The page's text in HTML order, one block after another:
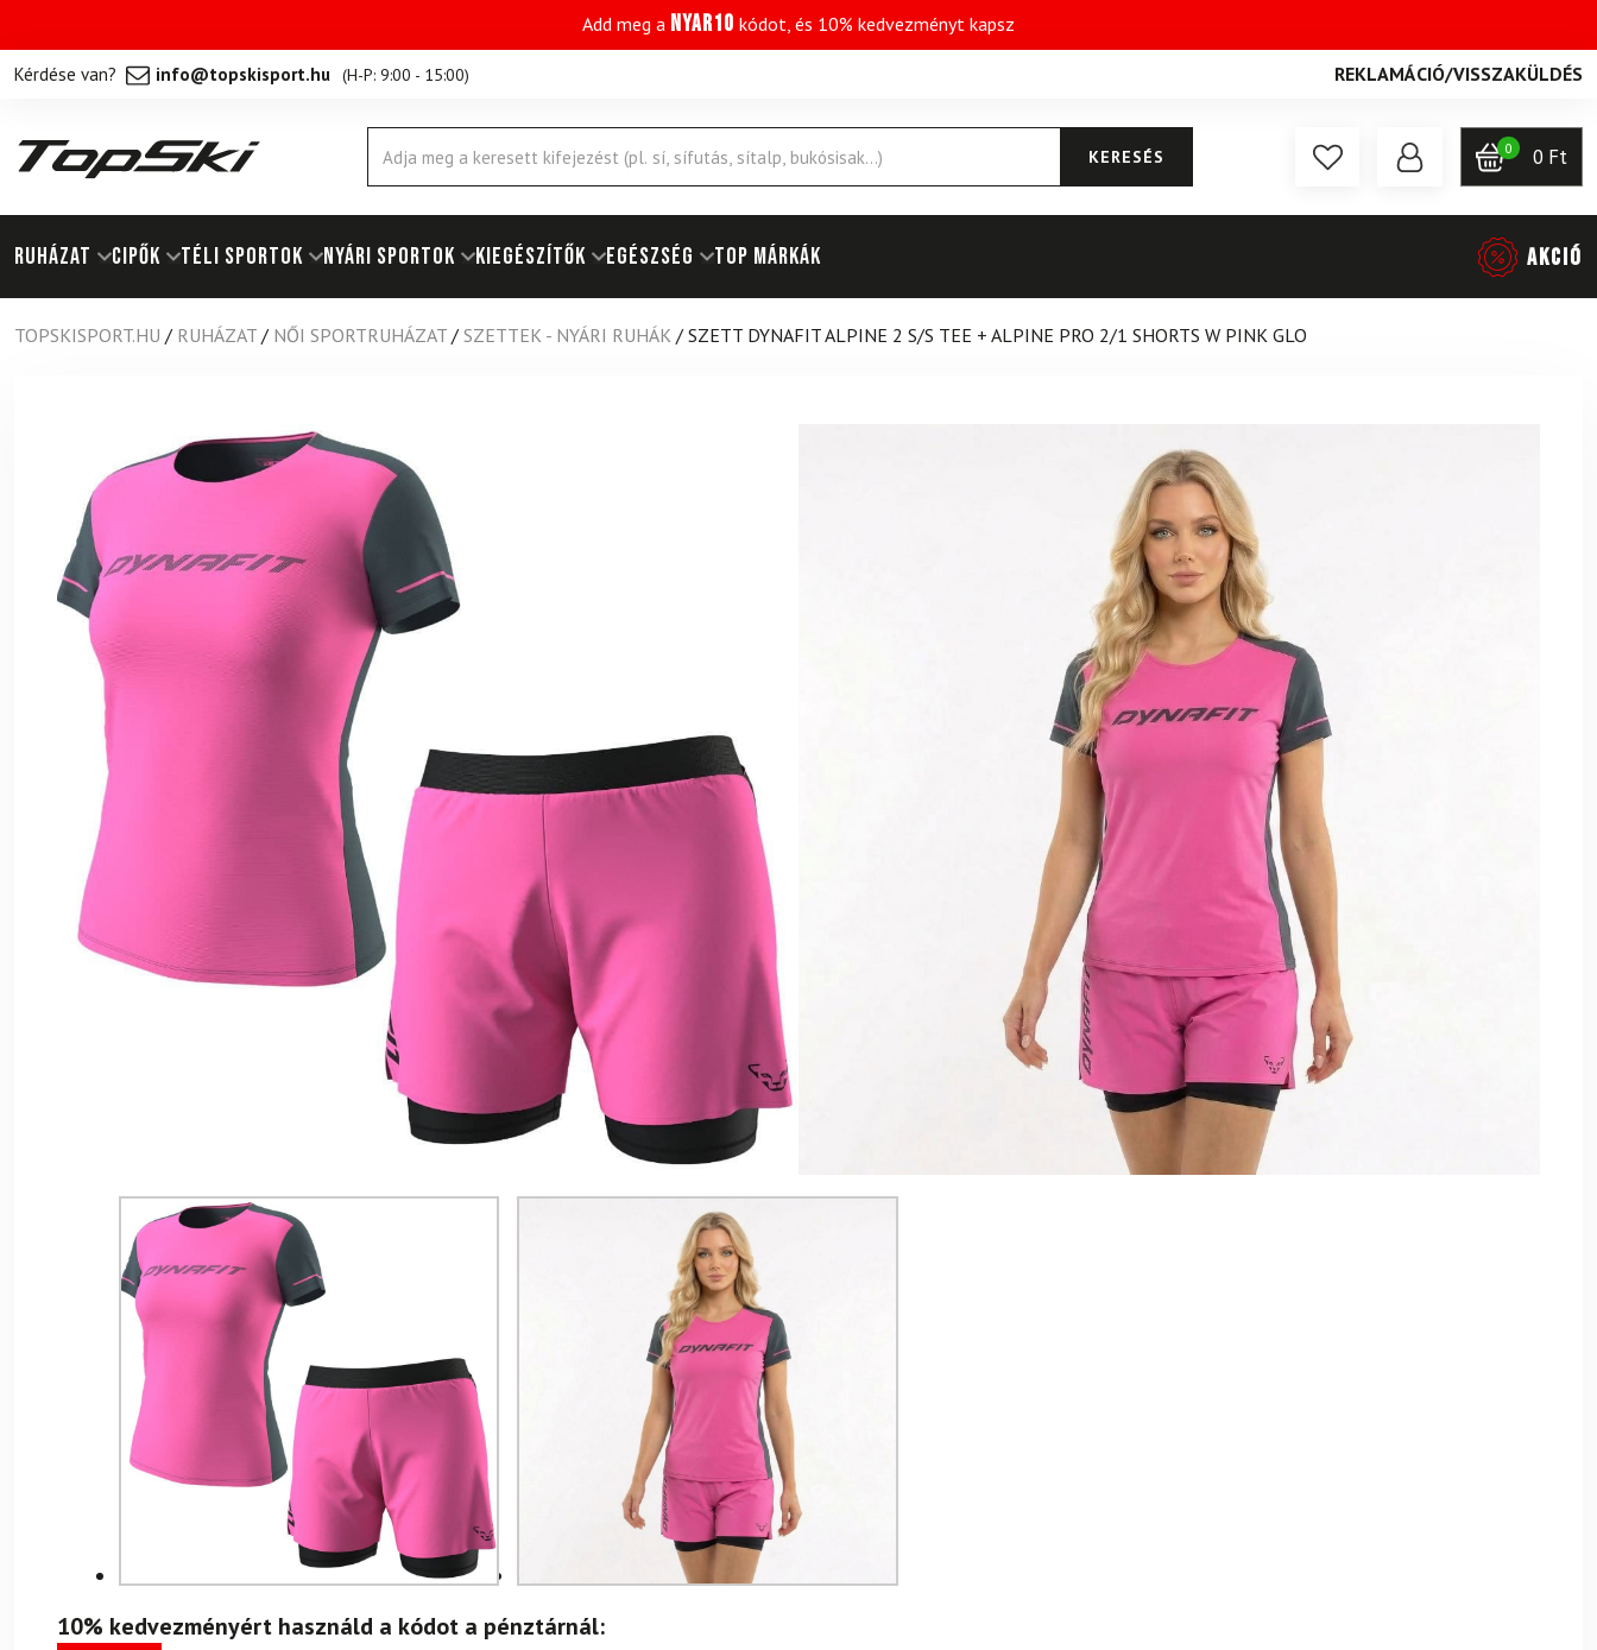
Add meg a NYAR10 kódot, és 10% kedvezményt kapsz
Kérdése van? info@topskisport.hu (H-P: 9:00 - 15:00) REKLAMÁCIÓ/VISSZAKÜLDÉS
Products
search
KERESÉS 0 0 Ft
RUHÁZAT Cipők TÉLI SPORTOK NYÁRI SPORTOK KIEGÉSZÍTŐK EGÉSZSÉG Top márkák AKCIÓ
TOPSKISPORT.HU / RUHÁZAT / NŐI SPORTRUHÁZAT / SZETTEK - NYÁRI RUHÁK / SZETT DYNAFIT ALPINE 2 S/S TEE + ALPINE PRO 2/1 SHORTS W PINK GLO
10% kedvezményért használd a kódot a pénztárnál: